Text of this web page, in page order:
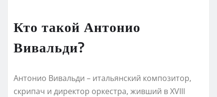
Кто такой Антонио
Вивальди?
Антонио Вивальди – итальянский композитор,
скрипач и директор оркестра, живший в XVIII